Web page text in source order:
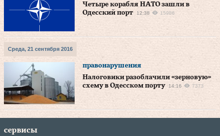
Четыре корабля НАТО зашли в
Одесский порт
12:38 15986
Среда, 21 сентября 2016
правонарушения
Налоговики разоблачили «зерновую»
схему в Одесском порту
14:16 7373
сервисы